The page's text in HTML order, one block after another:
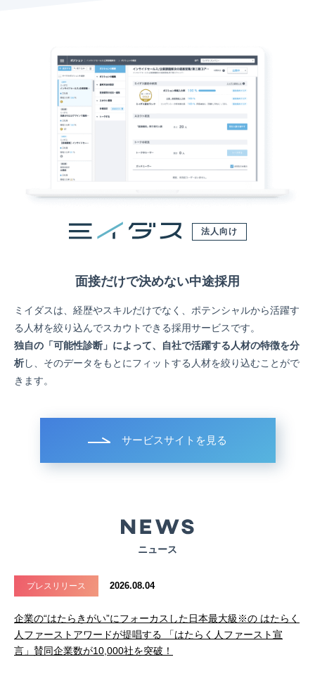
法人向け
面接だけで決めない中途採用
ミイダスは、経歴やスキルだけでなく、ポテンシャルから活躍す
る人材を絞り込んでスカウトできる採用サービスです。
独自の「可能性診断」によって、自社で活躍する人材の特徴を分
析し、そのデータをもとにフィットする人材を絞り込むことがで
きます。
サービスサイトを見る
ニュース
プレスリリース 2026.08.04
企業の“はたらきがい”にフォーカスした日本最大級※の はたらく
人ファーストアワードが提唱する 「はたらく人ファースト宣
言」賛同企業数が10,000社を突破！